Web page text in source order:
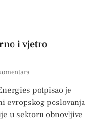
i vjetro
potpisao je
evropskog poslovanja
u sektoru obnovljive